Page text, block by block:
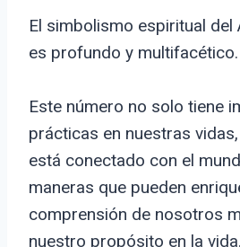
El simbolismo espiritual del
es profundo y multifacético.
Este número no solo tiene
prácticas en nuestras
está conectado con el
maneras que pueden
comprensión de nosotros
nuestro propósito en la vida.